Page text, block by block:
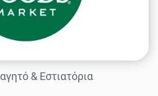
& Εστιατόρια